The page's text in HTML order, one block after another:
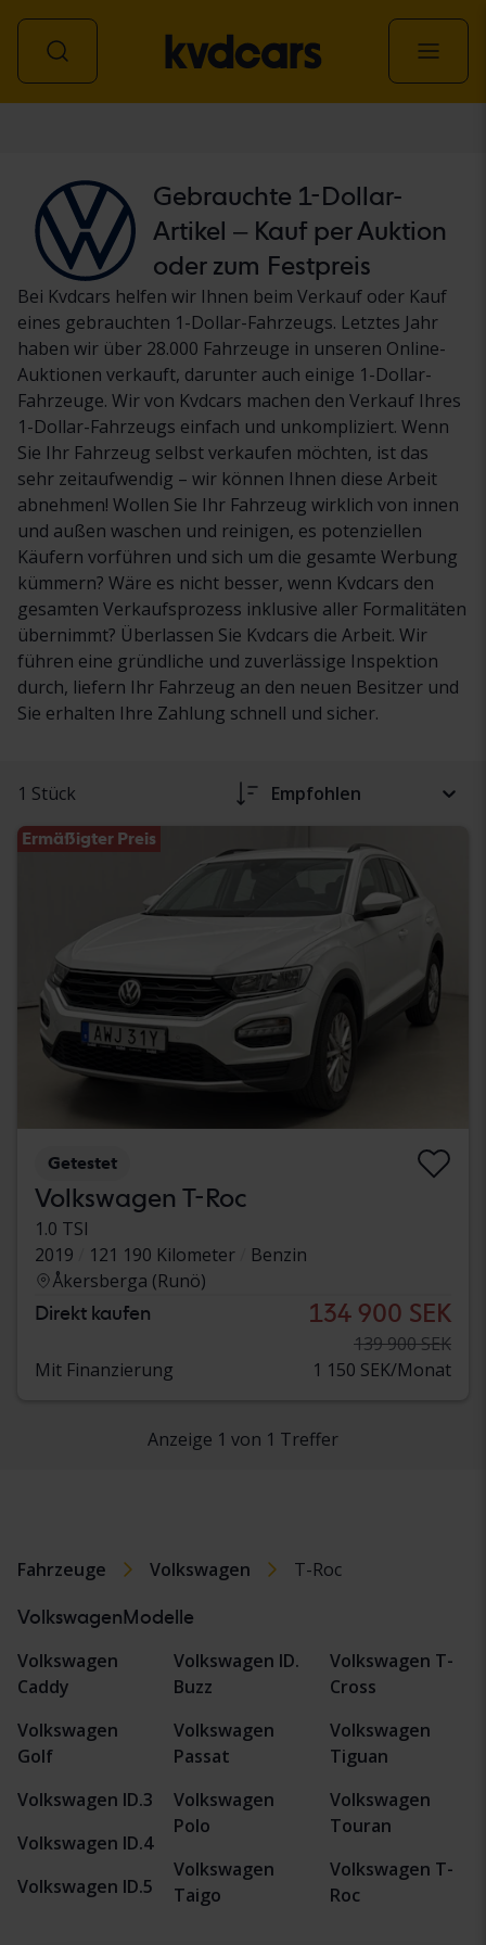
Gebrauchte 1-Dollar-
Artikel – Kauf per Auktion
oder zum Festpreis
Bei Kvdcars helfen wir Ihnen beim Verkauf oder Kauf
eines gebrauchten 1-Dollar-Fahrzeugs. Letztes Jahr
haben wir über 28.000 Fahrzeuge in unseren Online-
Auktionen verkauft, darunter auch einige 1-Dollar-
Fahrzeuge. Wir von Kvdcars machen den Verkauf Ihres
1-Dollar-Fahrzeugs einfach und unkompliziert. Wenn
Sie Ihr Fahrzeug selbst verkaufen möchten, ist das
sehr zeitaufwendig – wir können Ihnen diese Arbeit
abnehmen! Wollen Sie Ihr Fahrzeug wirklich von innen
und außen waschen und reinigen, es potenziellen
Käufern vorführen und sich um die gesamte Werbung
kümmern? Wäre es nicht besser, wenn Kvdcars den
gesamten Verkaufsprozess inklusive aller Formalitäten
übernimmt? Überlassen Sie Kvdcars die Arbeit. Wir
führen eine gründliche und zuverlässige Inspektion
durch, liefern Ihr Fahrzeug an den neuen Besitzer und
Sie erhalten Ihre Zahlung schnell und sicher.
1 Stück Empfohlen
Ermäßigter Preis
Getestet
Volkswagen T-Roc
1.0 TSI
2019
121 190 Kilometer
Benzin
Åkersberga (Runö)
Direkt kaufen 134 900 SEK
139 900 SEK
Mit Finanzierung
1 150 SEK/Monat
Anzeige 1 von 1 Treffer
Fahrzeuge Volkswagen T-Roc
VolkswagenModelle
Volkswagen
Caddy
Volkswagen
Golf
Volkswagen ID.3
Volkswagen ID.4
Volkswagen ID.5
Volkswagen ID.
Buzz
Volkswagen
Passat
Volkswagen
Polo
Volkswagen
Taigo
Volkswagen T-
Cross
Volkswagen
Tiguan
Volkswagen
Touran
Volkswagen T-
Roc